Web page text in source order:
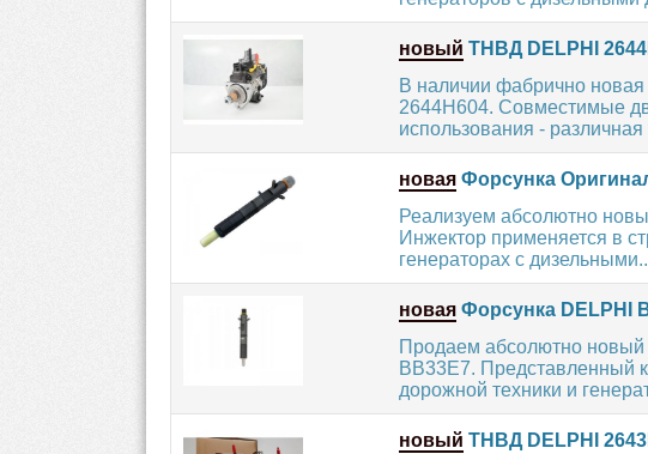
новый ТНВД DELPHI
В наличии фабрично
2644H604. Совместимые
использования - различная
новая Форсунка
Реализуем абсолютно
Инжектор применяется в
генераторах с
новая Форсунка DELPHI
Продаем абсолютно
BB33E7. Представленный
дорожной техники и
новый ТНВД DELPHI